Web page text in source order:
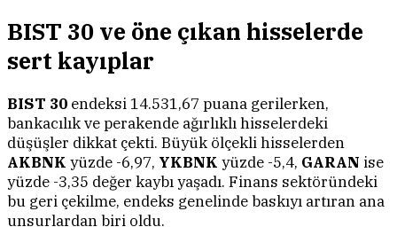
BIST 30 ve öne çıkan hisselerde
sert kayıplar
BIST 30 endeksi 14.531,67 puana gerilerken,
bankacılık ve perakende ağırlıklı hisselerdeki
düşüşler dikkat çekti. Büyük ölçekli hisselerden
AKBNK yüzde -6,97, YKBNK yüzde -5,4, GARAN ise
yüzde -3,35 değer kaybı yaşadı. Finans sektöründeki
bu geri çekilme, endeks genelinde baskıyı artıran ana
unsurlardan biri oldu.